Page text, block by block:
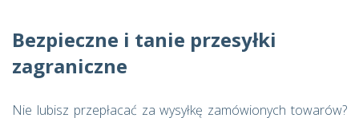
Bezpieczne i tanie przesyłki
zagraniczne
Nie lubisz przepłacać za wysyłkę zamówionych towarów?